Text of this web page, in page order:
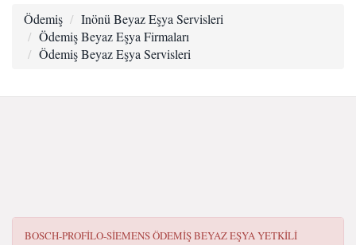
Ödemiş
Inönü Beyaz Eşya Servisleri
Ödemiş Beyaz Eşya Firmaları
Ödemiş Beyaz Eşya Servisleri
BOSCH-PROFILO-SIEMENS ÖDEMIŞ BEYAZ EŞYA YETKILI